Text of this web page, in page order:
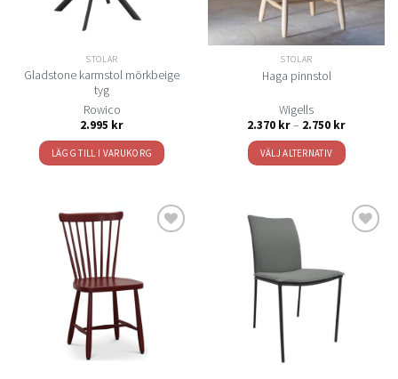
produktsidan
STOLAR
Gladstone karmstol mörkbeige
tyg
Rowico
2.995 kr
LÄGG TILL I VARUKORG
STOLAR
Haga pinnstol
Wigells
2.370 kr– 2.750 kr
till
2.750 kr
VÄLJ ALTERNATIV
har
flera
varianter.
De
olika
alternativen
önskelistan
till i
önskelistan